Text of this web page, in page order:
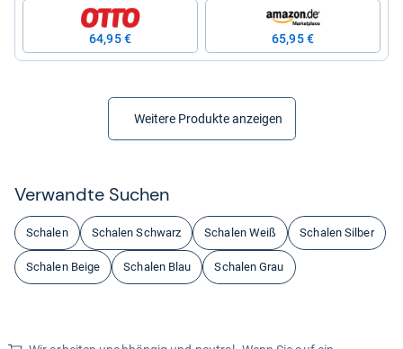
64,95 € 65,95 €
Weitere Produkte anzeigen
Ver­wandte Suchen
Schalen Schalen Schwarz Schalen Weiß Schalen Silber
Schalen Beige Schalen Blau Schalen Grau